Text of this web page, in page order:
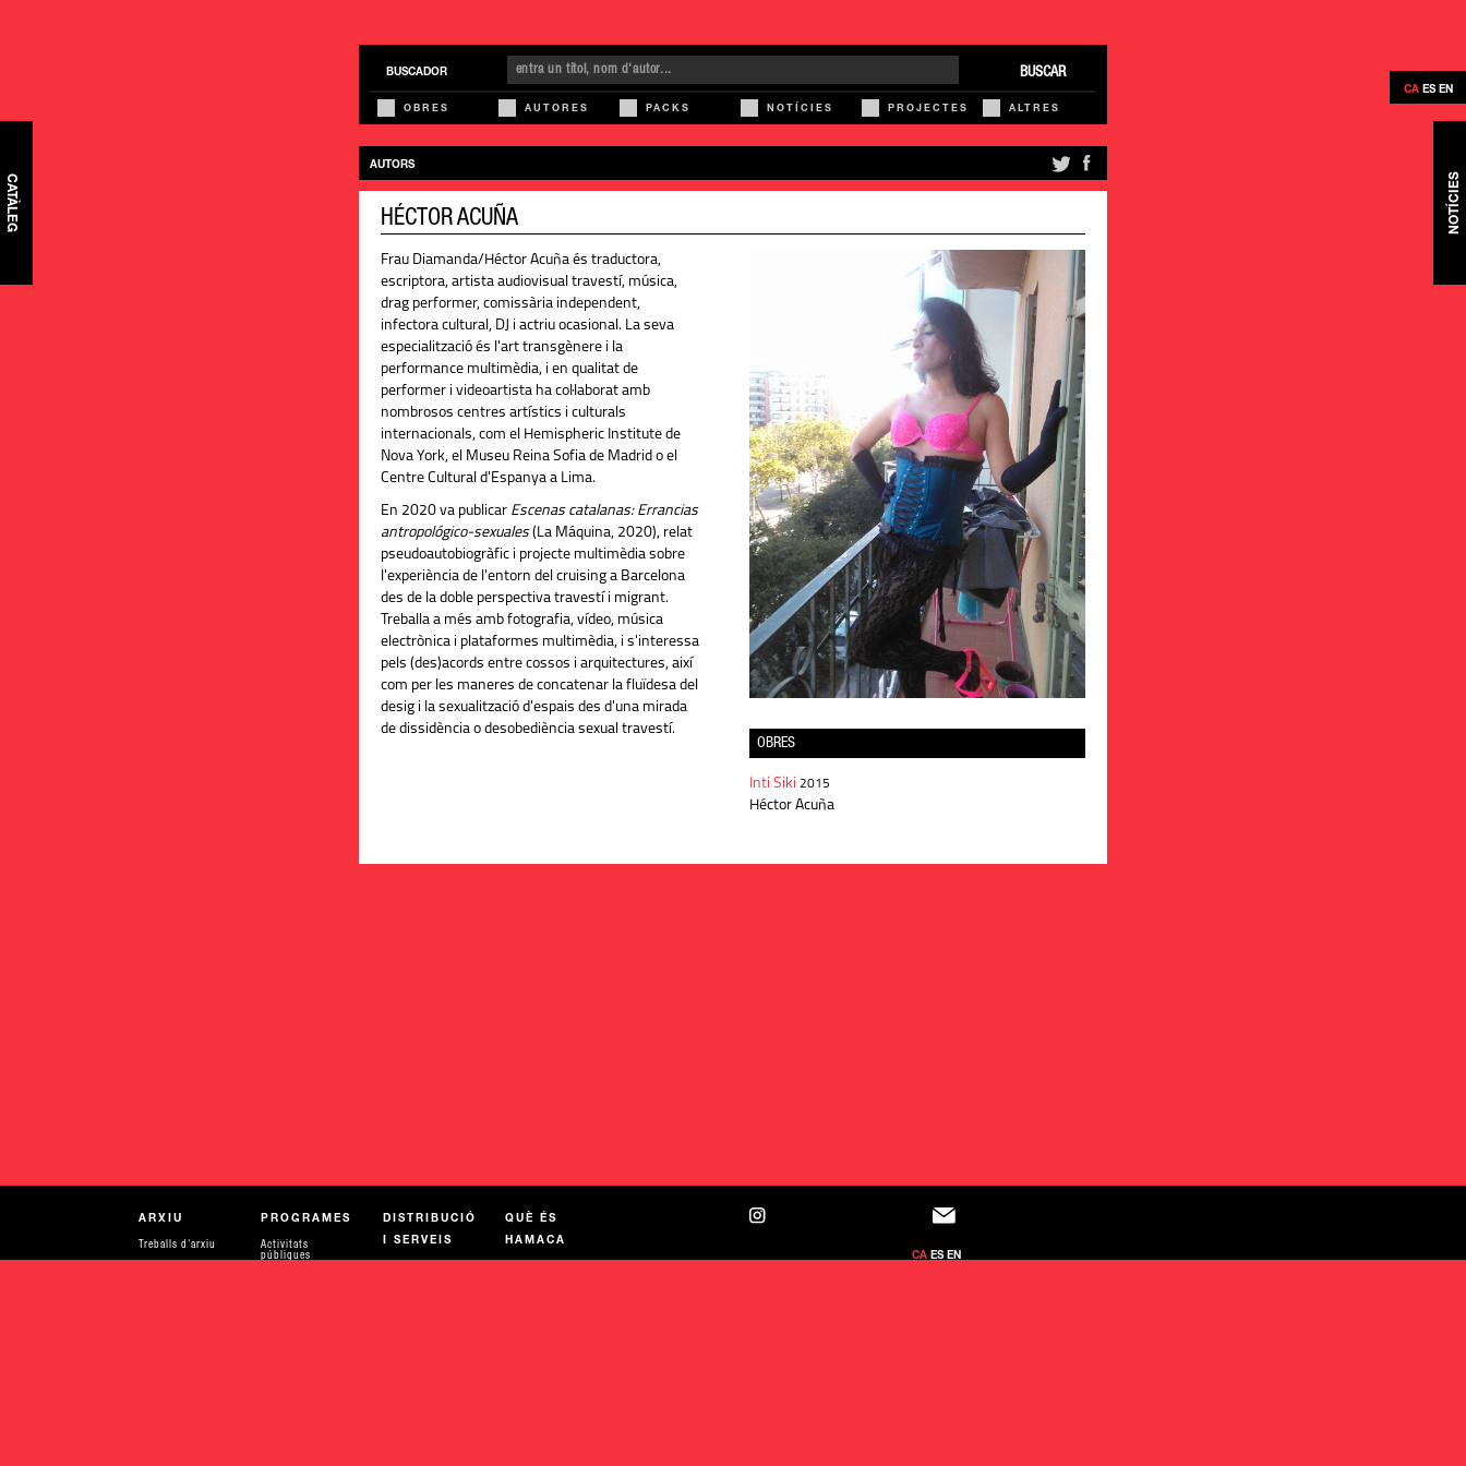
CATÀLEG
CA ES EN
NOTÍCIES
BUSCADOR BUSCAR
OBRES AUTORES PACKS NOTÍCIES PROJECTES ALTRES
AUTORS
HÉCTOR ACUÑA
Frau Diamanda/Héctor Acuña és traductora,
escriptora, artista audiovisual travestí, música,
drag performer, comissària independent,
infectora cultural, DJ i actriu ocasional. La seva
especialització és l'art transgènere i la
performance multimèdia, i en qualitat de
performer i videoartista ha col·laborat amb
nombrosos centres artístics i culturals
internacionals, com el Hemispheric Institute de
Nova York, el Museu Reina Sofia de Madrid o el
Centre Cultural d'Espanya a Lima.
En 2020 va publicar Escenas catalanas: Errancias
antropológico-sexuales(La Máquina, 2020), relat
pseudoautobiogràfic i projecte multimèdia sobre
l'experiència de l'entorn del cruising a Barcelona
des de la doble perspectiva travestí i migrant.
Treballa a més amb fotografia, vídeo, música
electrònica i plataformes multimèdia, i s'interessa
pels (des)acords entre cossos i arquitectures, així
com per les maneres de concatenar la fluïdesa del
desig i la sexualització d'espais des d'una mirada
de dissidència o desobediència sexual travestí.
OBRES
Inti Siki 2015
Héctor Acuña
ARXIU
Treballs d'arxiu
PROGRAMES
Activitats
públiques
DISTRIBUCIÓ
I SERVEIS
QUÈ ÉS
HAMACA
CA ES EN